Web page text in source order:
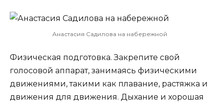
Анастасия Садилова на набережной
Физическая подготовка. Закрепите свой
голосовой аппарат, занимаясь физическими
движениями, такими как плавание, растяжка и
движения для движения. Дыхание и хорошая